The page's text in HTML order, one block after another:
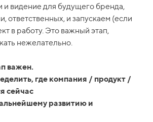
видение для будущего бренда,
ответственных, и запускаем (если
в работу. Это важный этап,
нежелательно.
важен.
где компания / продукт /
сейчас
развитию и